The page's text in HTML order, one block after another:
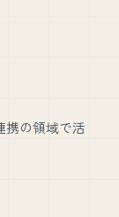
携の領域で活